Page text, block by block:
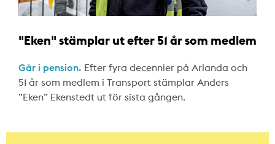
"Eken" stämplar ut efter 51 år som medlem
Går i pension. Efter fyra decennier på Arlanda och
51 år som medlem i Transport stämplar Anders
”Eken” Ekenstedt ut för sista gången.